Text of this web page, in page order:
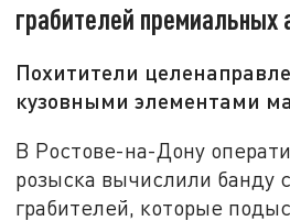
грабителей премиальных
Похитители
кузовными элементами
В Ростове-на-Дону
розыска вычислили банду
грабителей, которые